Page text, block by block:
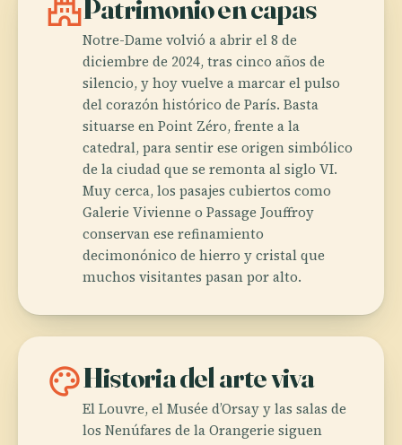
castle Patrimonio en capas
Notre-Dame volvió a abrir el 8 de
diciembre de 2024, tras cinco años de
silencio, y hoy vuelve a marcar el pulso
del corazón histórico de París. Basta
situarse en Point Zéro, frente a la
catedral, para sentir ese origen simbólico
de la ciudad que se remonta al siglo VI.
Muy cerca, los pasajes cubiertos como
Galerie Vivienne o Passage Jouffroy
conservan ese refinamiento
decimonónico de hierro y cristal que
muchos visitantes pasan por alto.
paletteHistoria del arte viva
El Louvre, el Musée d’Orsay y las salas de
los Nenúfares de la Orangerie siguen